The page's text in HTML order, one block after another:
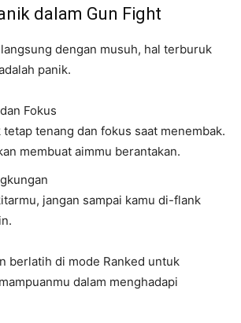
dalam Gun Fight
dengan musuh, hal terburuk
panik.
Fokus
tenang dan fokus saat menembak.
membuat aimmu berantakan.
jangan sampai kamu di-flank
berlatih di mode Ranked untuk
dalam menghadapi